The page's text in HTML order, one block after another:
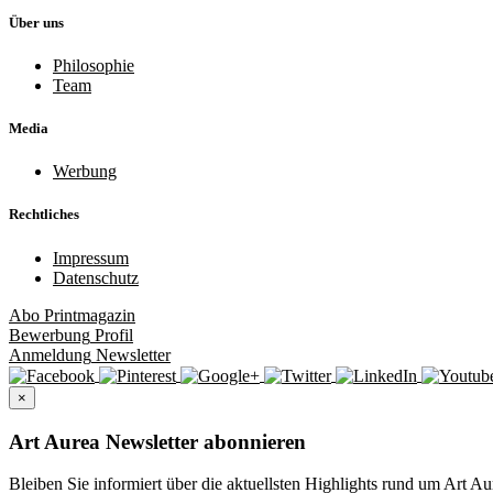
Über uns
Philosophie
Team
Media
Werbung
Rechtliches
Impressum
Datenschutz
Abo Printmagazin
Bewerbung Profil
Anmeldung Newsletter
×
Art Aurea Newsletter abonnieren
Bleiben Sie informiert über die aktuellsten Highlights rund um Art